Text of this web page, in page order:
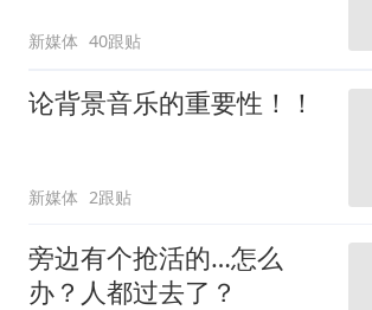
新媒体 40跟贴
论背景音乐的重要性！！
新媒体 2跟贴
旁边有个抢活的…怎么
办？人都过去了？